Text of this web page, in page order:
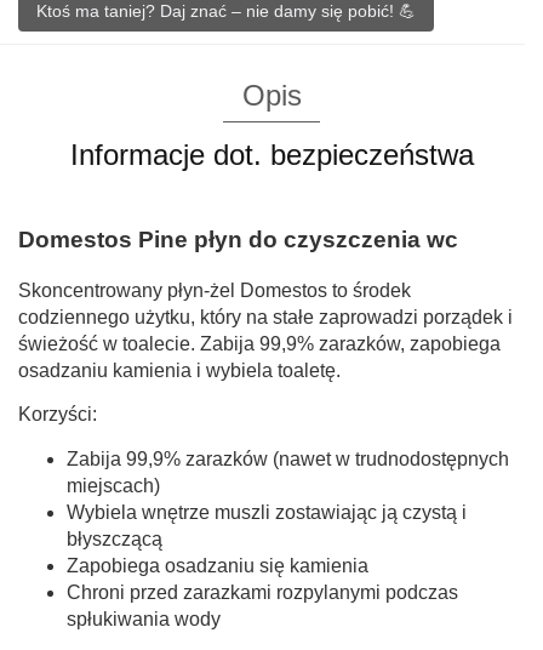
Ktoś ma taniej? Daj znać – nie damy się pobić! 💪
Opis
Informacje dot. bezpieczeństwa
Domestos Pine płyn do czyszczenia wc
Skoncentrowany płyn-żel Domestos to środek
codziennego użytku, który na stałe zaprowadzi porządek i
świeżość w toalecie. Zabija 99,9% zarazków, zapobiega
osadzaniu kamienia i wybiela toaletę.
Korzyści:
Zabija 99,9% zarazków (nawet w trudnodostępnych
miejscach)
Wybiela wnętrze muszli zostawiając ją czystą i
błyszczącą
Zapobiega osadzaniu się kamienia
Chroni przed zarazkami rozpylanymi podczas
spłukiwania wody